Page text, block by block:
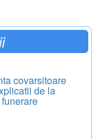
covarsitoare
de la